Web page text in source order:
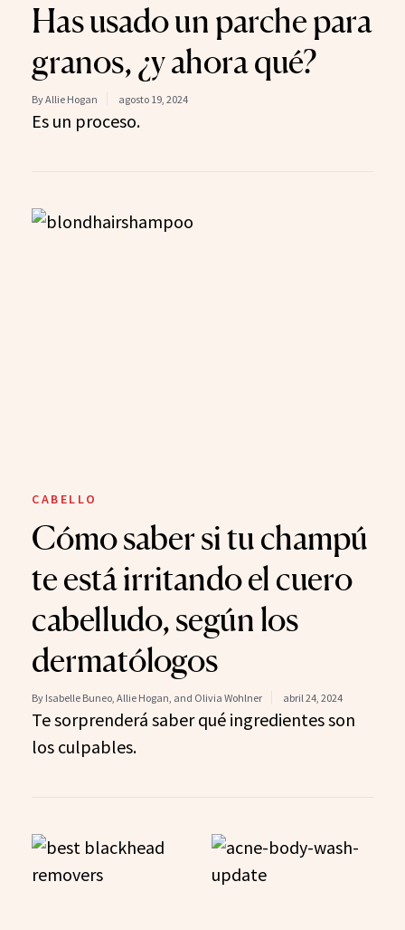
Has usado un parche para
granos, ¿y ahora qué?
By Allie Hogan agosto 19, 2024
Es un proceso.
CABELLO
Cómo saber si tu champú
te está irritando el cuero
cabelludo, según los
dermatólogos
By Isabelle Buneo, Allie Hogan, and Olivia Wohlner abril 24, 2024
Te sorprenderá saber qué ingredientes son
los culpables.